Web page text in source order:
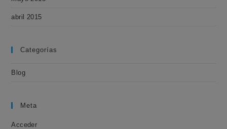
abril 2015
Categorías
Blog
Meta
Acceder